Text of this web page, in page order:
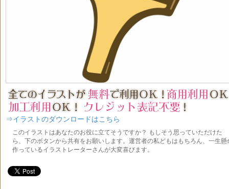
⇒イラストのダウンロードはこちら